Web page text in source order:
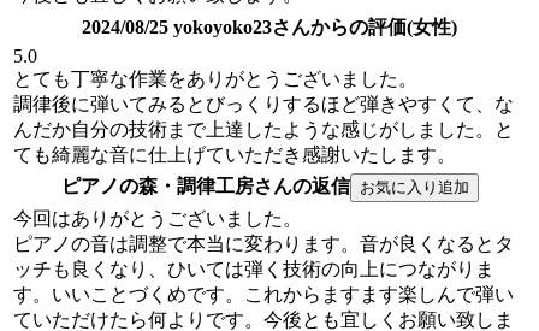
2024/08/25 yokoyoko23さんからの評価(女性)
5.0
とても丁寧な作業をありがとうございました。
調律後に弾いてみるとびっくりするほど弾きやすくて、な
んだか自分の技術まで上達したような感じがしました。と
ても綺麗な音に仕上げていただき感謝いたします。
ピアノの森・調律工房さんの返信
今回はありがとうございました。
ピアノの音は調整で本当に変わります。音が良くなるとタ
ッチも良くなり、ひいては弾く技術の向上につながりま
す。いいことづくめです。これからますます楽しんで弾い
ていただけたら何よりです。今後とも宜しくお願い致しま